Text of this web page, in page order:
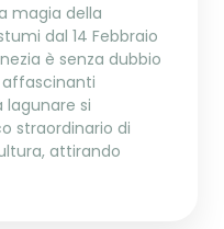
magia della
dal 14 Febbraio
è senza dubbio
lagunare si
straordinario di
attirando